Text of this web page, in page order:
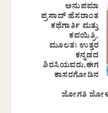
ಅನುಪಮಾ
ಪ್ರಸಾದ್ ಹೆಸರಾಂತ
ಕಥೆಗಾರ್ತಿ ಮತ್ತು
ಕವಯಿತ್ರಿ.
ಮೂಲತಃ ಉತ್ತರ
ಕನ್ನಡದ
ಶಿರಸಿಯವರು.ಈಗ
ಕಾಸರಗೋಡಿನ
ಜೋಗತಿ